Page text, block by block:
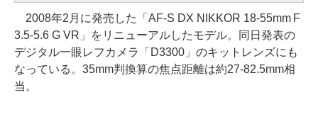
2008年2月に発売した「AF-S DX NIKKOR 18-55mm F
3.5-5.6 G VR」をリニューアルしたモデル。同日発表の
デジタル一眼レフカメラ「D3300」のキットレンズにも
なっている。35mm判換算の焦点距離は約27-82.5mm相
当。